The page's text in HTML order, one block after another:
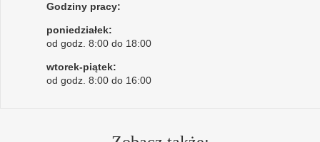
Godziny pracy:
poniedziałek:
od godz. 8:00 do 18:00
wtorek-piątek:
od godz. 8:00 do 16:00